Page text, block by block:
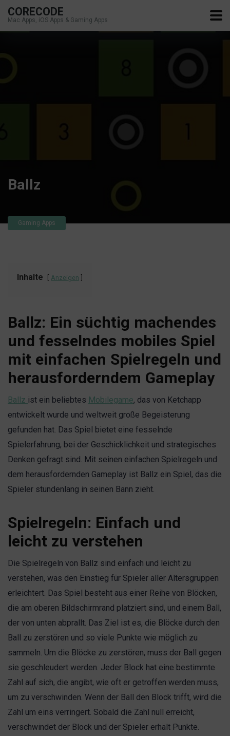
CORECODE
Mac Apps, iOS Apps & Gaming Apps
Ballz
Gaming Apps
Inhalte Anzeigen
Ballz: Ein süchtig machendes
und fesselndes mobiles Spiel
mit einfachen Spielregeln und
herausforderndem Gameplay
Ballz ist ein beliebtes Mobilegame, das von Ketchapp
entwickelt wurde und weltweit große Begeisterung
gefunden hat. Das Spiel bietet eine fesselnde
Spielerfahrung, bei der Geschicklichkeit und strategisches
Denken gefragt sind. Mit seinen einfachen Spielregeln und
dem herausfordernden Gameplay ist Ballz ein Spiel, das die
Spieler stundenlang in seinen Bann zieht.
Spielregeln: Einfach und
leicht zu verstehen
Die Spielregeln von Ballz sind einfach und leicht zu
verstehen, was den Einstieg für Spieler aller Altersgruppen
erleichtert. Das Spiel besteht aus einer Reihe von Blöcken,
die am oberen Bildschirmrand platziert sind, und einem Ball,
der von unten abprallt. Das Ziel ist es, die Blöcke durch den
Ball zu zerstören und so viele Punkte wie möglich zu
sammeln. Um die Blöcke zu zerstören, muss der Ball gegen
sie geschleudert werden. Jeder Block hat eine bestimmte
Zahl auf sich, die angibt, wie oft er getroffen werden muss,
um zu verschwinden. Wenn der Ball den Block trifft, wird die
Zahl um eins verringert. Sobald die Zahl null erreicht,
verschwindet der Block und der Spieler erhält Punkte.